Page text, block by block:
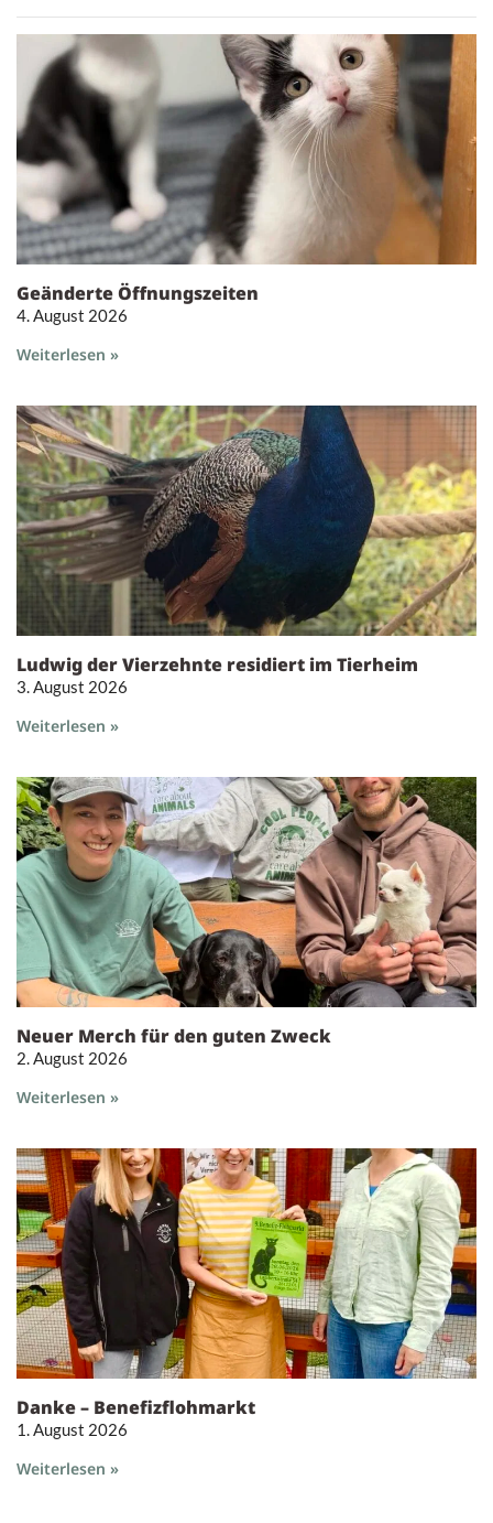
Geänderte Öffnungszeiten
4. August 2026
Weiterlesen »
Ludwig der Vierzehnte residiert im Tierheim
3. August 2026
Weiterlesen »
Neuer Merch für den guten Zweck
2. August 2026
Weiterlesen »
Danke – Benefizflohmarkt
1. August 2026
Weiterlesen »